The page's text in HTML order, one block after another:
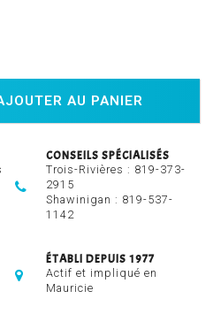
AU PANIER
CONSEILS SPÉCIALISÉS
Trois-Rivières : 819-373-
2915
Shawinigan : 819-537-
1142
ÉTABLI DEPUIS 1977
Actif et impliqué en
Mauricie